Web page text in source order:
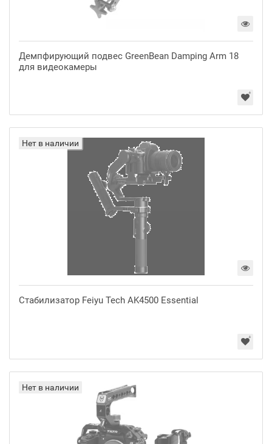
Демпфирующий подвес GreenBean Damping Arm 18
для видеокамеры
Нет в наличии
Стабилизатор Feiyu Tech AK4500 Essential
Нет в наличии